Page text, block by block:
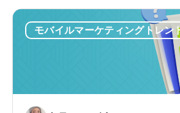
モバイルマーケティングトレン